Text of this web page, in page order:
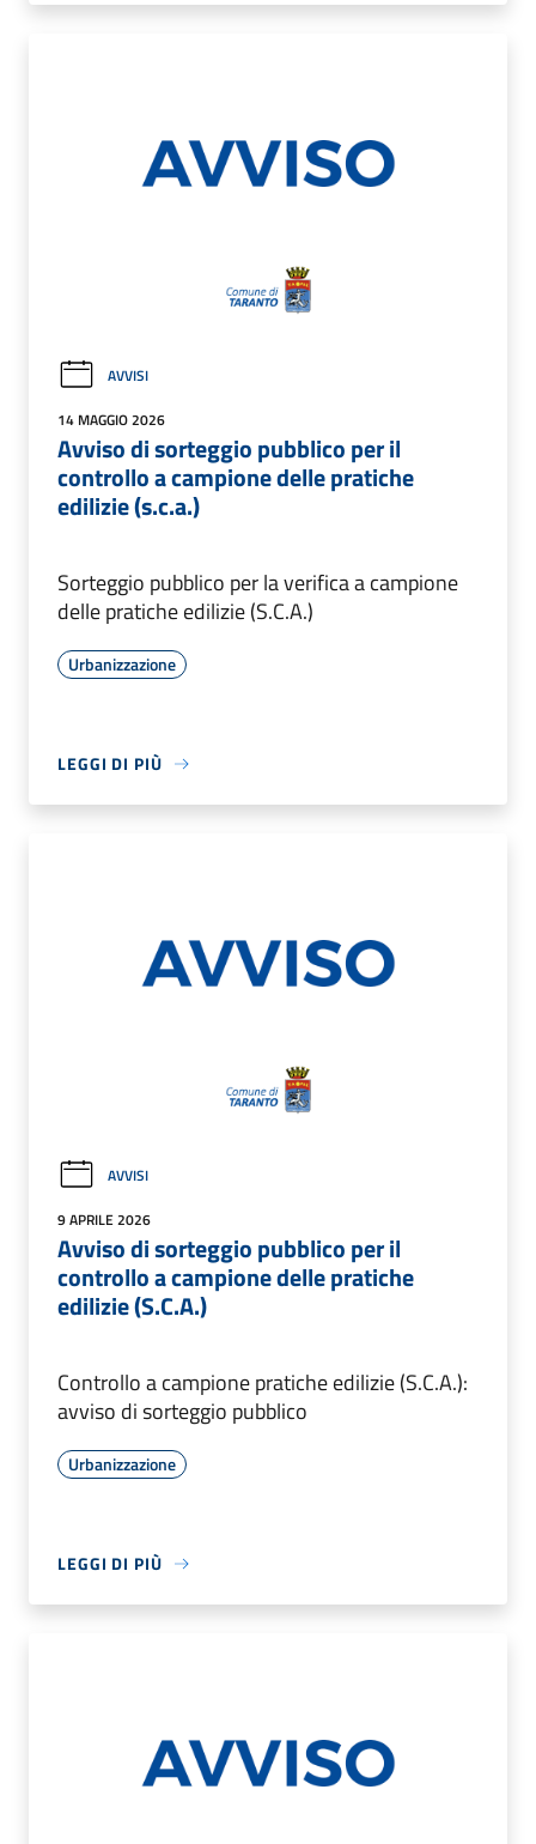
AVVISI
14 MAGGIO 2026
Avviso di sorteggio pubblico per il
controllo a campione delle pratiche
edilizie (s.c.a.)
Sorteggio pubblico per la verifica a campione
delle pratiche edilizie (S.C.A.)
Urbanizzazione
LEGGI DI PIÙ
AVVISI
9 APRILE 2026
Avviso di sorteggio pubblico per il
controllo a campione delle pratiche
edilizie (S.C.A.)
Controllo a campione pratiche edilizie (S.C.A.):
avviso di sorteggio pubblico
Urbanizzazione
LEGGI DI PIÙ